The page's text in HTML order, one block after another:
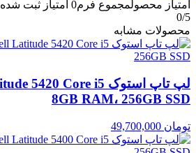
امتیاز محصولمجموع فرم0 امتیاز ثبت شده
0/5
محصولات مشابه
8GB RAM، 256GB SSD
تومان